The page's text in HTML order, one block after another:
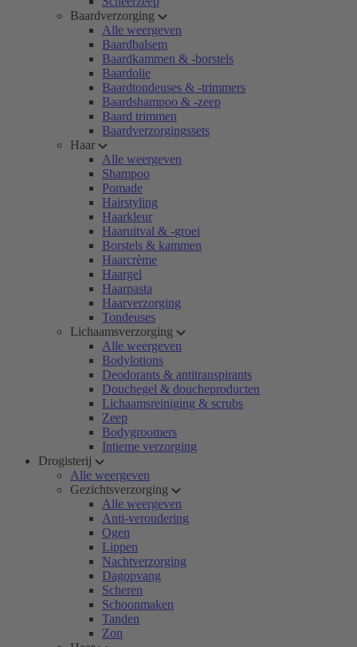
Baardverzorging
Alle weergeven
Baardbalsem
Baardkammen & -borstels
Baardolie
Baardtondeuses & -trimmers
Baardshampoo & -zeep
Baard trimmen
Baardverzorgingssets
Haar
Alle weergeven
Shampoo
Pomade
Hairstyling
Haarkleur
Haaruitval & -groei
Borstels & kammen
Haarcrème
Haargel
Haarpasta
Haarverzorging
Tondeuses
Lichaamsverzorging
Alle weergeven
Bodylotions
Deodorants & antitranspirants
Douchegel & doucheproducten
Lichaamsreiniging & scrubs
Zeep
Bodygroomers
Intieme verzorging
Drogisterij
Alle weergeven
Gezichtsverzorging
Alle weergeven
Anti-veroudering
Ogen
Lippen
Nachtverzorging
Dagopvang
Scheren
Schoonmaken
Tanden
Zon